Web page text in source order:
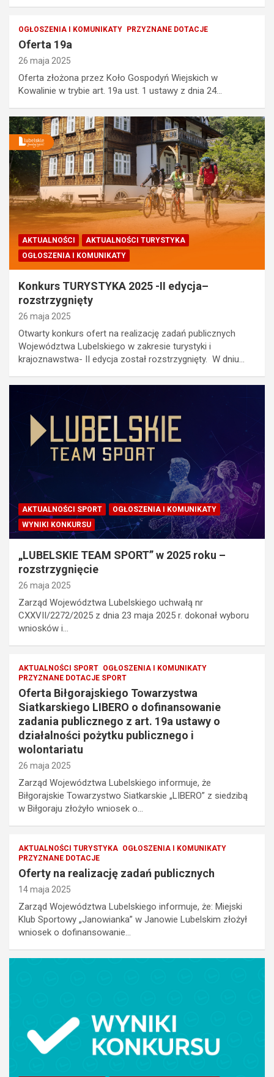
OGŁOSZENIA I KOMUNIKATY PRZYZNANE DOTACJE
Oferta 19a
26 maja 2025
Oferta złożona przez Koło Gospodyń Wiejskich w
Kowalinie w trybie art. 19a ust. 1 ustawy z dnia 24…
AKTUALNOŚCI
AKTUALNOŚCI TURYSTYKA
OGŁOSZENIA I KOMUNIKATY
Konkurs TURYSTYKA 2025 -II edycja–
rozstrzygnięty
26 maja 2025
Otwarty konkurs ofert na realizację zadań publicznych
Województwa Lubelskiego w zakresie turystyki i
krajoznawstwa- II edycja został rozstrzygnięty. W dniu…
AKTUALNOŚCI SPORT
OGŁOSZENIA I KOMUNIKATY
WYNIKI KONKURSU
„LUBELSKIE TEAM SPORT” w 2025 roku –
rozstrzygnięcie
26 maja 2025
Zarząd Województwa Lubelskiego uchwałą nr
CXXVII/2272/2025 z dnia 23 maja 2025 r. dokonał wyboru
wniosków i…
AKTUALNOŚCI SPORT OGŁOSZENIA I KOMUNIKATY
PRZYZNANE DOTACJE SPORT
Oferta Biłgorajskiego Towarzystwa
Siatkarskiego LIBERO o dofinansowanie
zadania publicznego z art. 19a ustawy o
działalności pożytku publicznego i
wolontariatu
26 maja 2025
Zarząd Województwa Lubelskiego informuje, że
Biłgorajskie Towarzystwo Siatkarskie „LIBERO” z siedzibą
w Biłgoraju złożyło wniosek o…
AKTUALNOŚCI TURYSTYKA OGŁOSZENIA I KOMUNIKATY
PRZYZNANE DOTACJE
Oferty na realizację zadań publicznych
14 maja 2025
Zarząd Województwa Lubelskiego informuje, że: Miejski
Klub Sportowy „Janowianka” w Janowie Lubelskim złożył
wniosek o dofinansowanie…